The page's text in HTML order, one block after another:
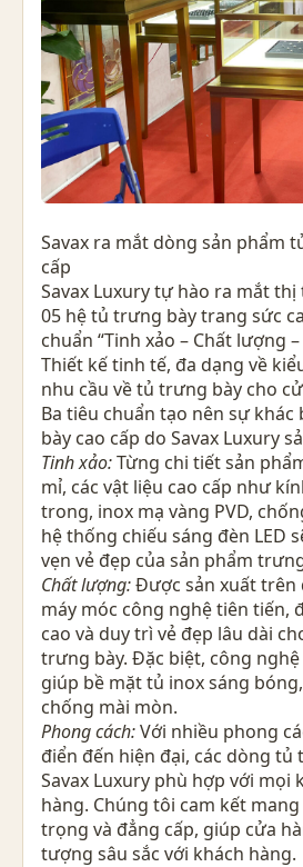
Savax ra mắt dòng sản phẩm
cấp
Savax Luxury tự hào ra mắt
05 hệ tủ trưng bày trang sức
chuẩn “Tinh xảo – Chất lượng
Thiết kế tinh tế, đa dạng về
nhu cầu về tủ trưng bày cho
Ba tiêu chuẩn tạo nên sự
bày cao cấp do Savax Luxury
Tinh xảo:Từng chi tiết sản
mỉ, các vật liệu cao cấp như
trong, inox mạ vàng PVD,
hệ thống chiếu sáng đèn LED
vẹn vẻ đẹp của sản phẩm
Chất lượng:Được sản xuất trên
máy móc công nghệ tiên tiến,
cao và duy trì vẻ đẹp lâu dài
trưng bày. Đặc biệt, công nghệ
giúp bề mặt tủ inox sáng
chống mài mòn.
Phong cách:Với nhiều phong
điển đến hiện đại, các dòng tủ
Savax Luxury phù hợp với mọi
hàng. Chúng tôi cam kết
trọng và đẳng cấp, giúp cửa
tượng sâu sắc với khách hàng.